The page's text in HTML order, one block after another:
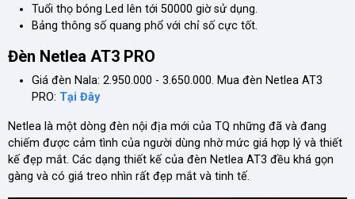
Tuổi thọ bóng Led lên tới 50000 giờ sử dụng.
Bảng thông số quang phổ với chỉ số cực tốt.
Đèn Netlea AT3 PRO
Giá đèn Nala: 2.950.000 - 3.650.000. Mua đèn Netlea AT3
PRO: Tại Đây
Netlea là một dòng đèn nội địa mới của TQ những đã và đang
chiếm được cảm tình của người dùng nhờ mức giá hợp lý và thiết
kế đẹp mắt. Các dạng thiết kế của đèn Netlea AT3 đều khá gọn
gàng và có giá treo nhìn rất đẹp mắt và tinh tế.